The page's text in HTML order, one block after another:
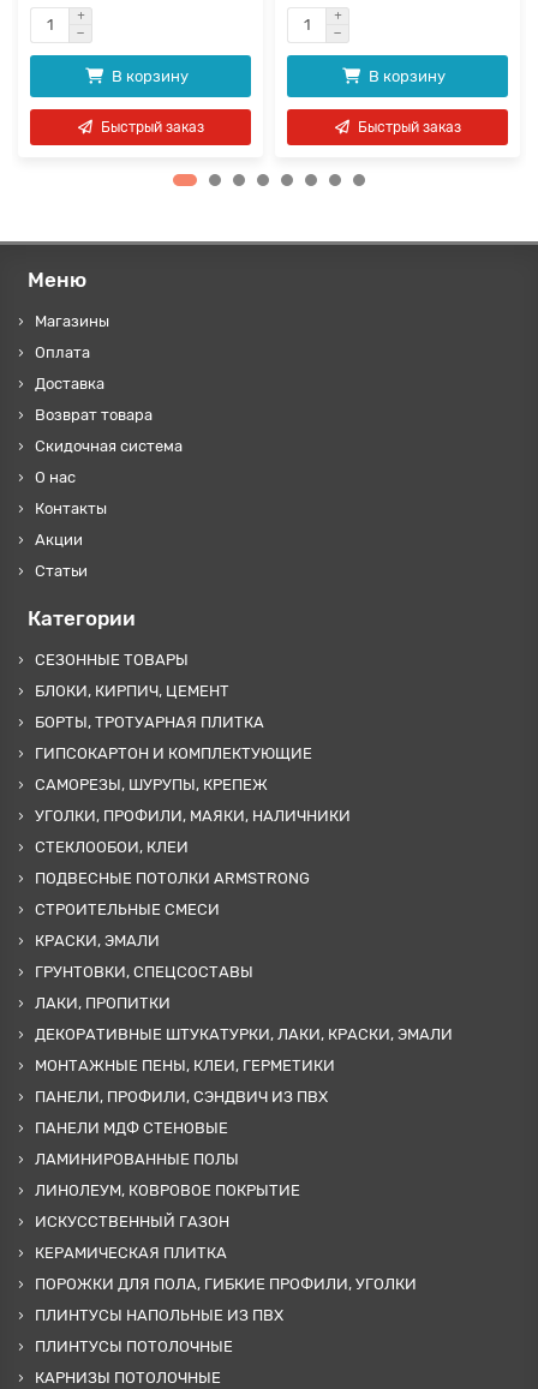
В корзину
Быстрый заказ
В корзину
Быстрый заказ
Меню
Магазины
Оплата
Доставка
Возврат товара
Скидочная система
О нас
Контакты
Акции
Статьи
Категории
СЕЗОННЫЕ ТОВАРЫ
БЛОКИ, КИРПИЧ, ЦЕМЕНТ
БОРТЫ, ТРОТУАРНАЯ ПЛИТКА
ГИПСОКАРТОН И КОМПЛЕКТУЮЩИЕ
САМОРЕЗЫ, ШУРУПЫ, КРЕПЕЖ
УГОЛКИ, ПРОФИЛИ, МАЯКИ, НАЛИЧНИКИ
СТЕКЛООБОИ, КЛЕИ
ПОДВЕСНЫЕ ПОТОЛКИ ARMSTRONG
СТРОИТЕЛЬНЫЕ СМЕСИ
КРАСКИ, ЭМАЛИ
ГРУНТОВКИ, СПЕЦСОСТАВЫ
ЛАКИ, ПРОПИТКИ
ДЕКОРАТИВНЫЕ ШТУКАТУРКИ, ЛАКИ, КРАСКИ, ЭМАЛИ
МОНТАЖНЫЕ ПЕНЫ, КЛЕИ, ГЕРМЕТИКИ
ПАНЕЛИ, ПРОФИЛИ, СЭНДВИЧ ИЗ ПВХ
ПАНЕЛИ МДФ СТЕНОВЫЕ
ЛАМИНИРОВАННЫЕ ПОЛЫ
ЛИНОЛЕУМ, КОВРОВОЕ ПОКРЫТИЕ
ИСКУССТВЕННЫЙ ГАЗОН
КЕРАМИЧЕСКАЯ ПЛИТКА
ПОРОЖКИ ДЛЯ ПОЛА, ГИБКИЕ ПРОФИЛИ, УГОЛКИ
ПЛИНТУСЫ НАПОЛЬНЫЕ ИЗ ПВХ
ПЛИНТУСЫ ПОТОЛОЧНЫЕ
КАРНИЗЫ ПОТОЛОЧНЫЕ